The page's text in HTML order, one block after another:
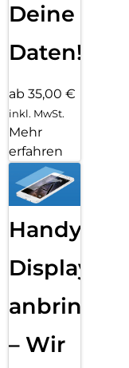
Deine
Daten!
ab 35,00 €
inkl. MwSt.
Mehr
erfahren
Handy
Displayfolie
anbringen
– Wir